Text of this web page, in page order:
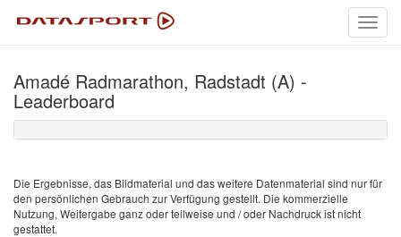
Amadé Radmarathon, Radstadt (A) -
Leaderboard
Die Ergebnisse, das Bildmaterial und das weitere Datenmaterial sind nur für
den persönlichen Gebrauch zur Verfügung gestellt. Die kommerzielle
Nutzung, Weitergabe ganz oder teilweise und / oder Nachdruck ist nicht
gestattet.